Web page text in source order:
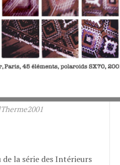
de la série des Intérieurs